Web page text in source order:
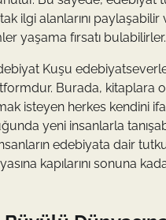
ilgi alanlarını paylaşabilir
yaşama fırsatı bulabilirler.
Kuşu
Burada, kitaplara
isteyen herkes kendini
yeni insanlarla
edebiyata dair
kapılarını sonuna